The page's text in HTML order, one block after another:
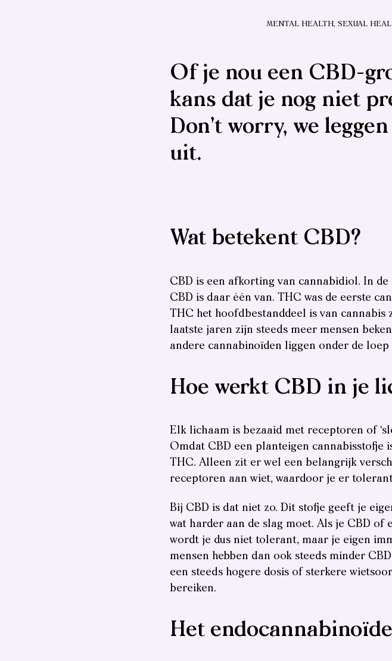
Categorieën
MENTAL HEALTH, SEXUAL
Of je nou een CBD-
kans dat je nog niet
Don’t worry, we
uit.
Wat betekent CBD?
CBD is een afkorting van cannabidiol. In
CBD is daar één van. THC was de eerste
THC het hoofdbestanddeel is van
laatste jaren zijn steeds meer mensen
andere cannabinoïden liggen onder de loep
Hoe werkt CBD in je
Elk lichaam is bezaaid met receptoren of
Omdat CBD een planteigen cannabisstofje
THC. Alleen zit er wel een belangrijk
receptoren aan wiet, waardoor je er
Bij CBD is dat niet zo. Dit stofje geeft je
wat harder aan de slag moet. Als je CBD
wordt je dus niet tolerant, maar je eigen
mensen hebben dan ook steeds minder
een steeds hogere dosis of sterkere
bereiken.
Het